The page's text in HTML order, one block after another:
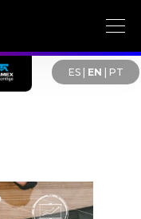
ES| EN PT